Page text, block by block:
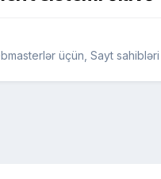
üçün, Sayt sahibləri